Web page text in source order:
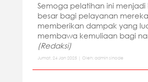
Semoga pelatihan ini
besar bagi pelayanan
memberikan dampak yang
membawa kemuliaan bagi
(Redaksi)
Jumat, 24 Jan 2025 | Oleh: admin sinode